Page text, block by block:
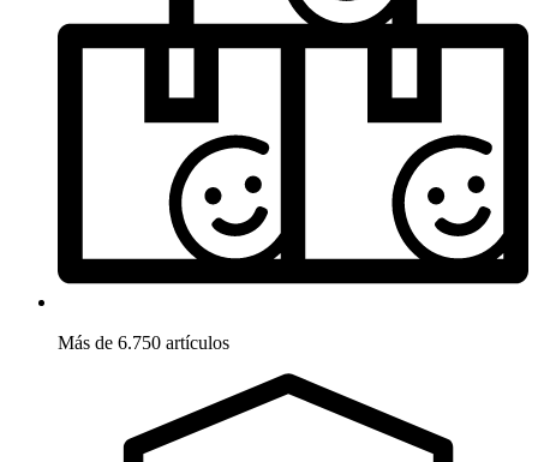
Más de 6.750 artículos